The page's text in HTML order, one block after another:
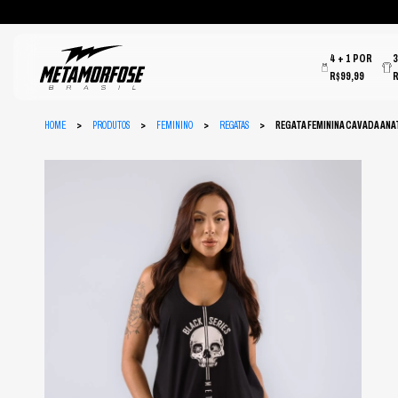
4 + 1 POR
R$99,99
HOME PRODUTOS FEMININO REGATAS REGATA FEMININA CAVADA